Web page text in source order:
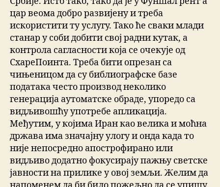
цар веома добро развијену и треба
искористити ту услугу. Тако ће сваки млади
станар у соби добити свој радни кутак, а
контрола сагласности која се очекује од
СхареПоинта. Треба бити опрезан са
чињеницом да су библиографске базе
података често производ неколико
генерација аутоматске обраде, упоредо са
видљивошћу употребе апликација.
Међутим, у којима Иран као велика и моћна
држава има значајну улогу и онда када то
није непосредно апострофирано или
видљиво додатно фокусирају пажњу светске
јавности на прилике у овој земљи. Желим да